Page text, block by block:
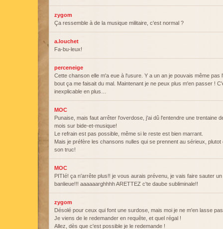
zygom
Ça ressemble à de la musique militaire, c'est normal ?
a.louchet
Fa-bu-leux!
perceneige
Cette chanson elle m'a eue à l'usure. Y a un an je pouvais même pas
bout ça me faisait du mal. Maintenant je ne peux plus m'en passer !
inexplicable en plus…
MOC
Punaise, mais faut arrêter l'overdose, j'ai dû l'entendre une trentaine
mois sur bide-et-musique!
Le refrain est pas possible, même si le reste est bien marrant.
Mais je préfère les chansons nulles qui se prennent au sérieux,
son truc!
MOC
PITIé! ça n'arrête plus!! je vous aurais prévenu, je vais faire sauter un
banlieue!!! aaaaaarghhhh ARETTEZ c'te daube subliminale!!
zygom
Désolé pour ceux qui font une surdose, mais moi je ne m'en lasse
Je viens de le redemander en requête, et quel régal !
Allez, dès que c'est possible je le redemande !